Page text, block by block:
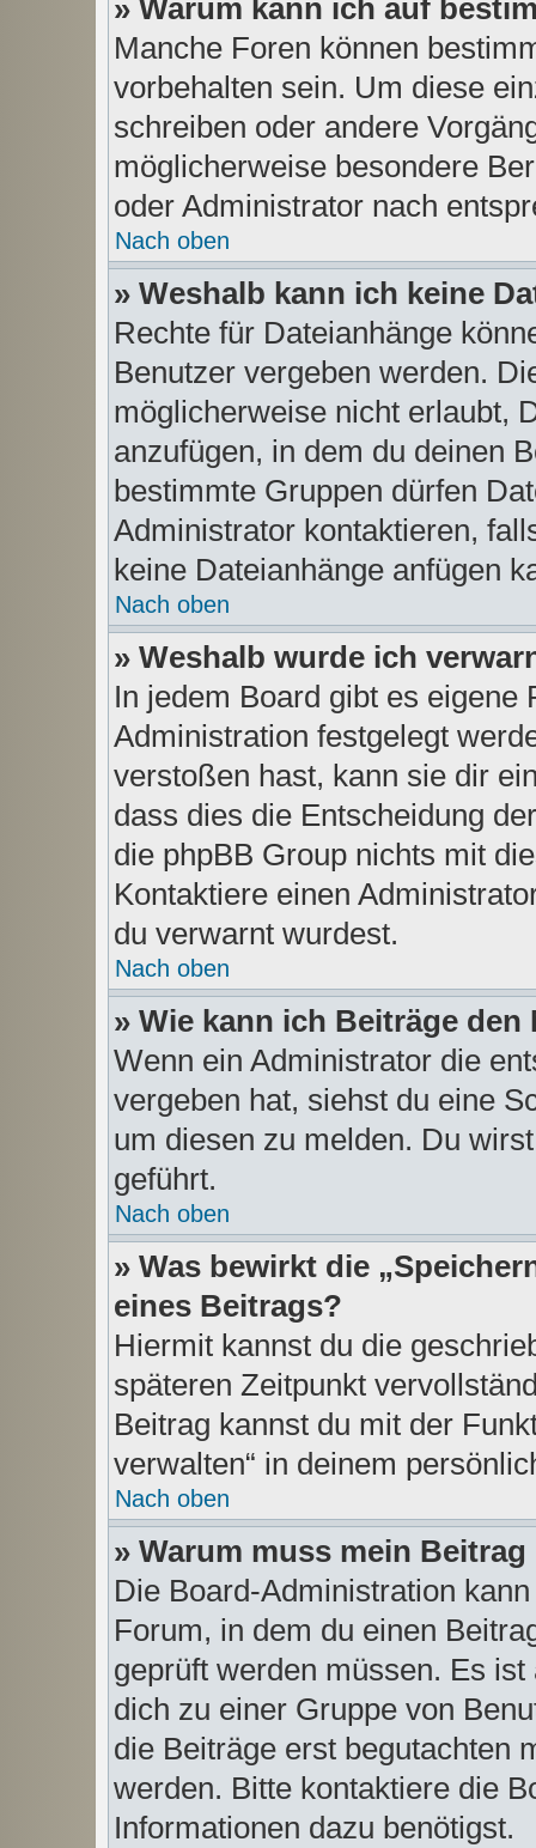
» Warum kann ich auf
Manche Foren können
vorbehalten sein. Um diese
schreiben oder andere
möglicherweise besondere
oder Administrator nach
Nach oben
» Weshalb kann ich keine
Rechte für Dateianhänge
Benutzer vergeben werden.
möglicherweise nicht erlaubt,
anzufügen, in dem du deinen
bestimmte Gruppen dürfen
Administrator kontaktieren,
keine Dateianhänge anfügen
Nach oben
» Weshalb wurde ich
In jedem Board gibt es eigene
Administration festgelegt
verstoßen hast, kann sie dir
dass dies die Entscheidung
die phpBB Group nichts mit
Kontaktiere einen
du verwarnt wurdest.
Nach oben
» Wie kann ich Beiträge
Wenn ein Administrator die
vergeben hat, siehst du eine
um diesen zu melden. Du
geführt.
Nach oben
» Was bewirkt die
eines Beitrags?
Hiermit kannst du die
späteren Zeitpunkt
Beitrag kannst du mit der
verwalten“ in deinem
Nach oben
» Warum muss mein
Die Board-Administration
Forum, in dem du einen
geprüft werden müssen. Es
dich zu einer Gruppe von
die Beiträge erst begutachten
werden. Bitte kontaktiere die
Informationen dazu benötigst.